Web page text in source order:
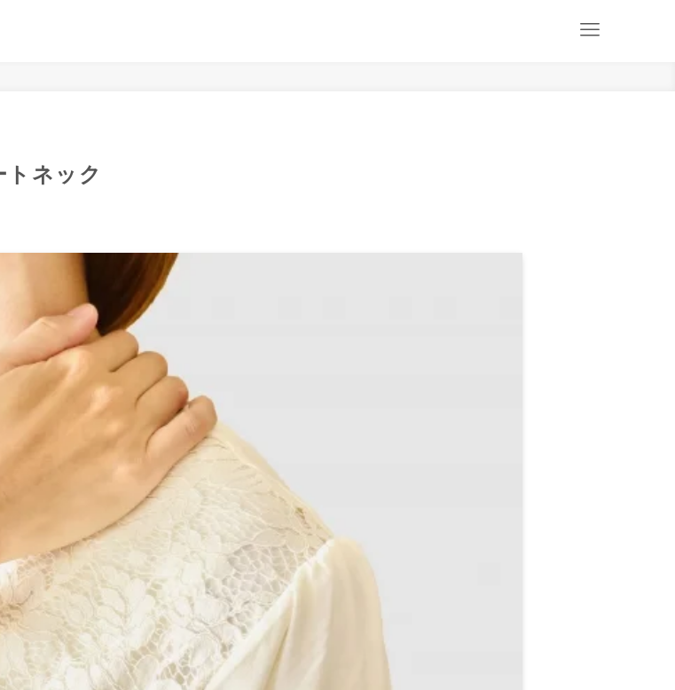
ネック